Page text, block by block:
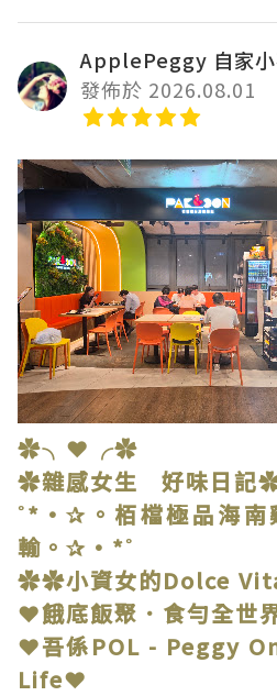
ApplePeggy 自家
發佈於 2026.08.01
✿╮❤╭✿
✿雜感女生 好味日記
˚*•✰。栢檔極品海南
輸。✰•*˚
✿✿小資女的Dolce
❤餓底飯聚．食勻全世
❤吾係POL - Peggy
Life❤